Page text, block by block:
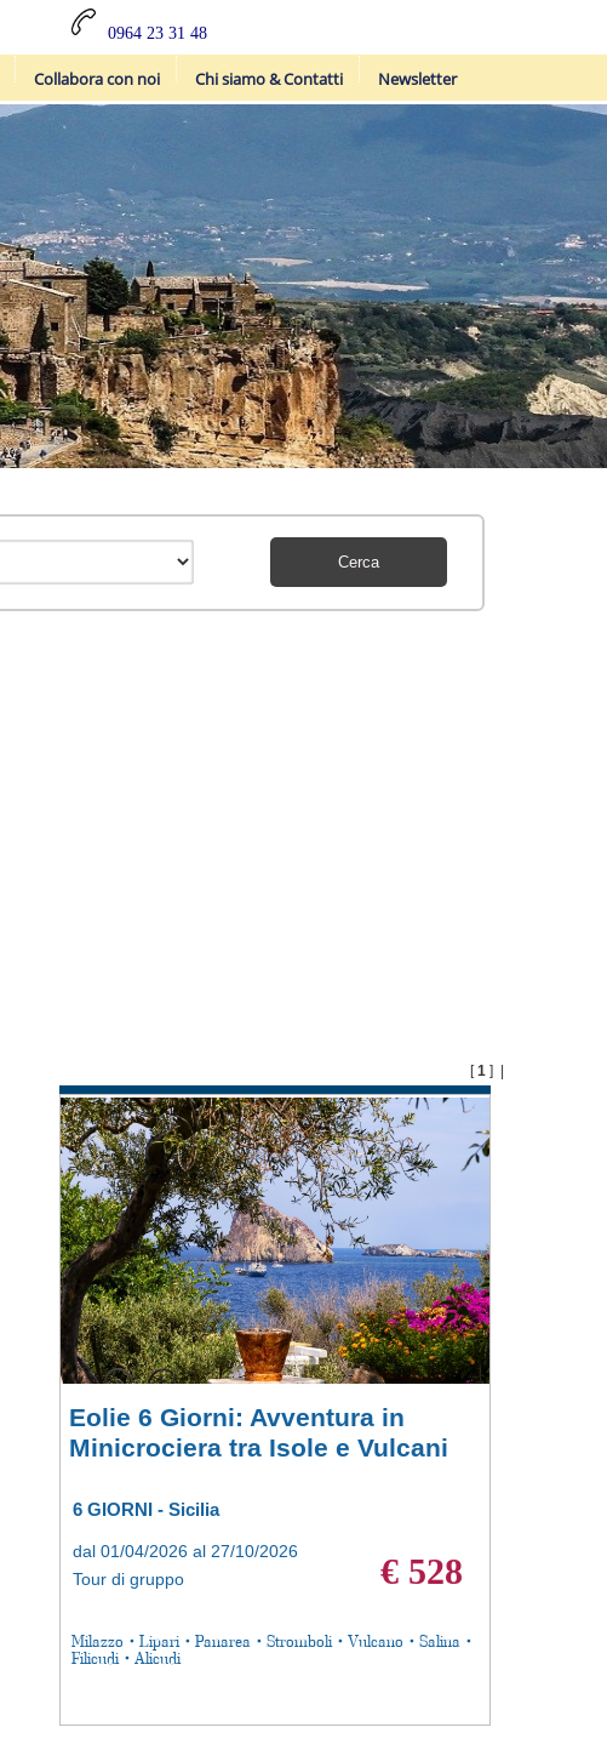
0964 23 31 48
Collabora con noi Chi siamo & Contatti Newsletter
[1 ] |
dal 01/04/2026 al 27/10/2026
Eolie 6 Giorni: Avventura in
Minicrociera tra Isole e Vulcani
6 GIORNI - Sicilia
Tour di gruppo
Milazzo • Lipari • Panarea • Stromboli • Vulcano • Salina •
Filicudi • Alicudi
€ 528